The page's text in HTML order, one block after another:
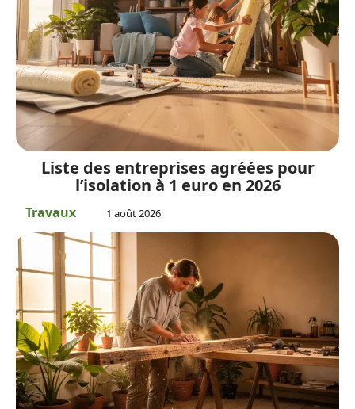
Liste des entreprises agréées pour
l’isolation à 1 euro en 2026
Travaux 1 août 2026